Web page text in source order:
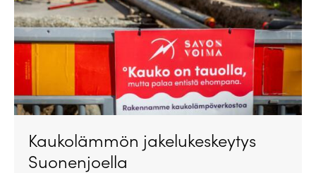
Kaukolämmön jakelukeskeytys
Suonenjoella